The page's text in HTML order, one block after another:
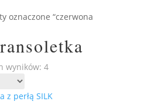
oznaczone “czerwona
wyników: 4